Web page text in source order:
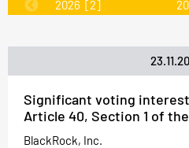
2026 [2]
Significant voting
Article 40, Section 1 of the
BlackRock, Inc.